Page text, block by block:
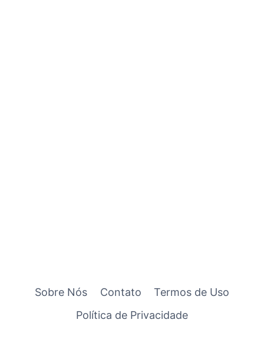
Sobre Nós Contato
Termos de Uso
Política de Privacidade